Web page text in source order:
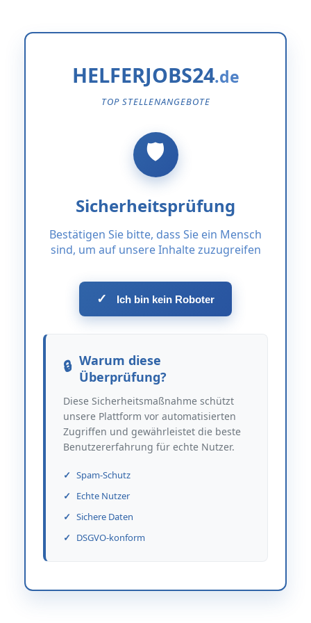
HELFERJOBS24
TOP STELLENANGEBOTE
Sicherheitsprüfung
Bestätigen Sie bitte, dass Sie ein Mensch
sind, um auf unsere Inhalte zuzugreifen
✓ Ich bin kein Roboter
Warum diese
Überprüfung?
Diese Sicherheitsmaßnahme schützt
unsere Plattform vor automatisierten
Zugriffen und gewährleistet die beste
Benutzererfahrung für echte Nutzer.
Spam-Schutz
Echte Nutzer
Sichere Daten
DSGVO-konform